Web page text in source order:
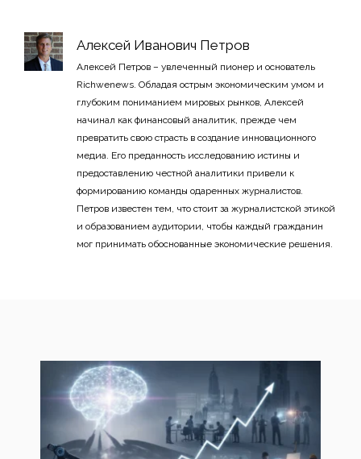
Алексей Иванович Петров
Алексей Петров – увлеченный пионер и основатель
Richwenews. Обладая острым экономическим умом и
глубоким пониманием мировых рынков, Алексей
начинал как финансовый аналитик, прежде чем
превратить свою страсть в создание инновационного
медиа. Его преданность исследованию истины и
предоставлению честной аналитики привели к
формированию команды одаренных журналистов.
Петров известен тем, что стоит за журналистской этикой
и образованием аудитории, чтобы каждый гражданин
мог принимать обоснованные экономические решения.